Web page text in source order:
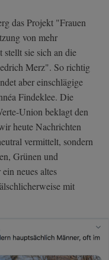
das Projekt "Frauen
von mehr
sie sich an die
Merz". So richtig
aber einschlägige
Findeklee. Die
Union beklagt den
heute Nachrichten
vermittelt, sondern
Grünen und
neues altes
mit